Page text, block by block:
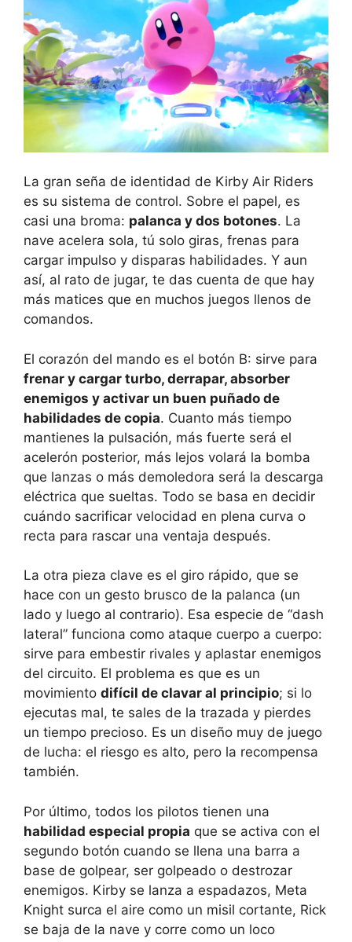
La gran seña de identidad de Kirby Air Riders
es su sistema de control. Sobre el papel, es
casi una broma: palanca y dos botones. La
nave acelera sola, tú solo giras, frenas para
cargar impulso y disparas habilidades. Y aun
así, al rato de jugar, te das cuenta de que hay
más matices que en muchos juegos llenos de
comandos.
El corazón del mando es el botón B: sirve para
frenar y cargar turbo, derrapar, absorber
enemigos y activar un buen puñado de
habilidades de copia. Cuanto más tiempo
mantienes la pulsación, más fuerte será el
acelerón posterior, más lejos volará la bomba
que lanzas o más demoledora será la descarga
eléctrica que sueltas. Todo se basa en decidir
cuándo sacrificar velocidad en plena curva o
recta para rascar una ventaja después.
La otra pieza clave es el giro rápido, que se
hace con un gesto brusco de la palanca (un
lado y luego al contrario). Esa especie de “dash
lateral” funciona como ataque cuerpo a cuerpo:
sirve para embestir rivales y aplastar enemigos
del circuito. El problema es que es un
movimiento difícil de clavar al principio; si lo
ejecutas mal, te sales de la trazada y pierdes
un tiempo precioso. Es un diseño muy de juego
de lucha: el riesgo es alto, pero la recompensa
también.
Por último, todos los pilotos tienen una
habilidad especial propia que se activa con el
segundo botón cuando se llena una barra a
base de golpear, ser golpeado o destrozar
enemigos. Kirby se lanza a espadazos, Meta
Knight surca el aire como un misil cortante, Rick
se baja de la nave y corre como un loco